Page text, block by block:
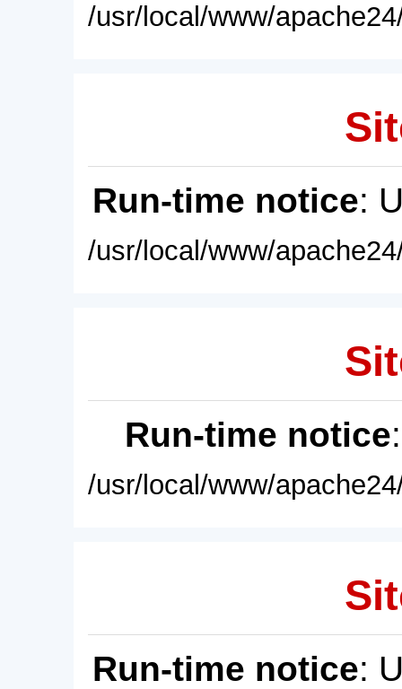
/usr/local/www/
Run-time notice:
/usr/local/www/
Run-time notice
/usr/local/www/
Run-time notice: